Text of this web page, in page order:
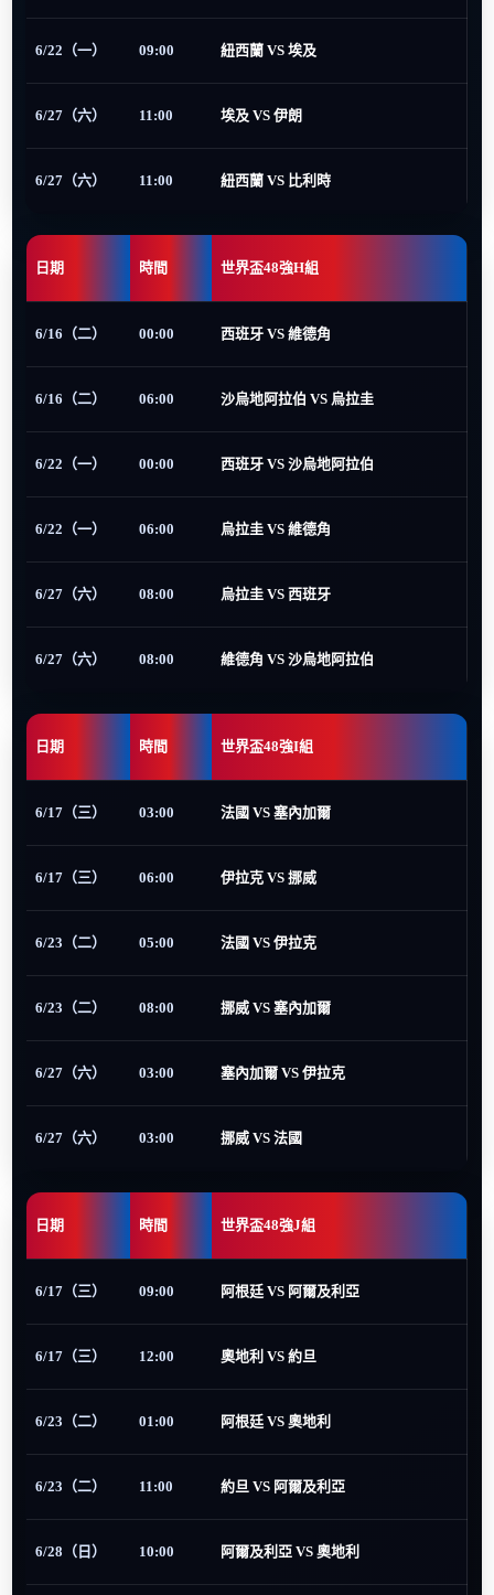
6/22（一） 09:00 紐西蘭 VS 埃及
6/27（六） 11:00 埃及 VS 伊朗
6/27（六） 11:00 紐西蘭 VS 比利時
日期 時間 世界盃48強H組
6/16（二） 00:00 西班牙 VS 維德角
6/16（二） 06:00 沙烏地阿拉伯 VS 烏拉圭
6/22（一） 00:00 西班牙 VS 沙烏地阿拉伯
6/22（一） 06:00 烏拉圭 VS 維德角
6/27（六） 08:00 烏拉圭 VS 西班牙
6/27（六） 08:00 維德角 VS 沙烏地阿拉伯
日期 時間 世界盃48強I組
6/17（三） 03:00 法國 VS 塞內加爾
6/17（三） 06:00 伊拉克 VS 挪威
6/23（二） 05:00 法國 VS 伊拉克
6/23（二） 08:00 挪威 VS 塞內加爾
6/27（六） 03:00 塞內加爾 VS 伊拉克
6/27（六） 03:00 挪威 VS 法國
日期 時間 世界盃48強J組
6/17（三） 09:00 阿根廷 VS 阿爾及利亞
6/17（三） 12:00 奧地利 VS 約旦
6/23（二） 01:00 阿根廷 VS 奧地利
6/23（二） 11:00 約旦 VS 阿爾及利亞
6/28（日） 10:00 阿爾及利亞 VS 奧地利